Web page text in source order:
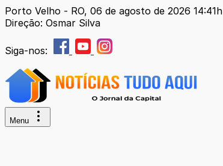
Porto Velho - RO, 06 de agosto de 2026 14:41h
Direção: Osmar Silva
Siga-nos:
Menu